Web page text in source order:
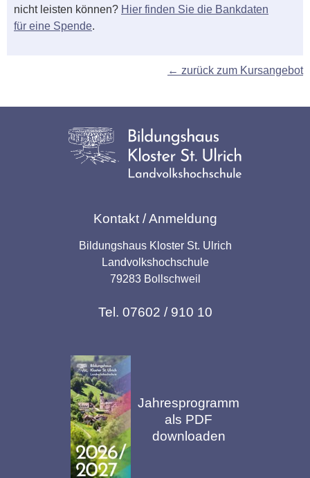
nicht leisten können? Hier finden Sie die Bankdaten
für eine Spende.
← zurück zum Kursangebot
Kontakt / Anmeldung
Bildungshaus Kloster St. Ulrich
Landvolkshochschule
79283 Bollschweil
Tel. 07602 / 910 10
Jahresprogramm
als PDF
downloaden